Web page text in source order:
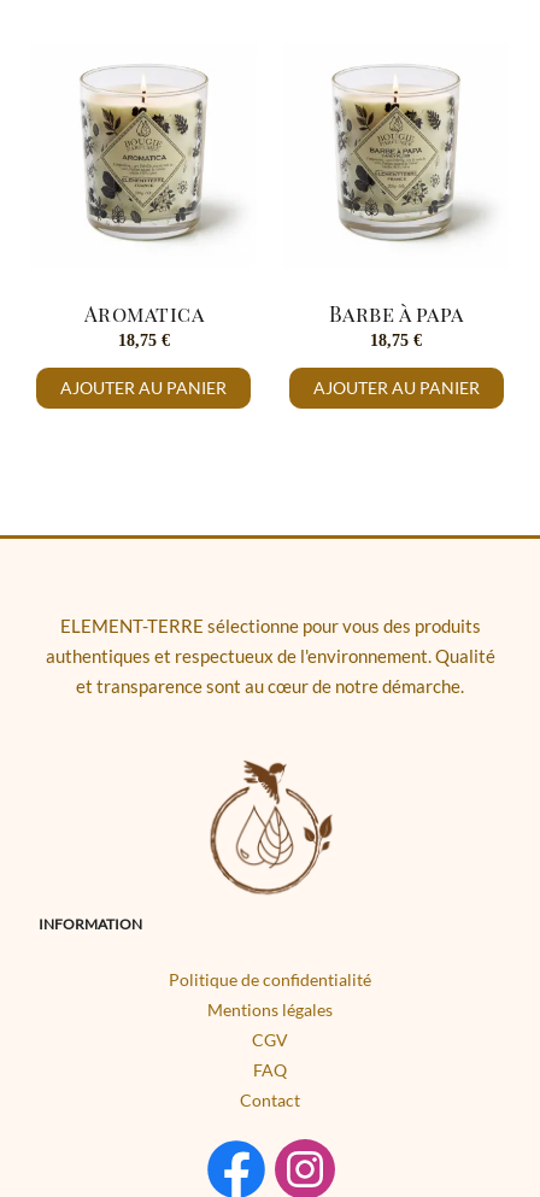
Aromatica
18,75 €
AJOUTER AU PANIER
Barbe à papa
18,75€
AJOUTER AU PANIER
ELEMENT-TERRE sélectionne pour vous des produits
authentiques et respectueux de l'environnement. Qualité
et transparence sont au cœur de notre démarche.
INFORMATION
Politique de confidentialité
Mentions légales
CGV
FAQ
Contact